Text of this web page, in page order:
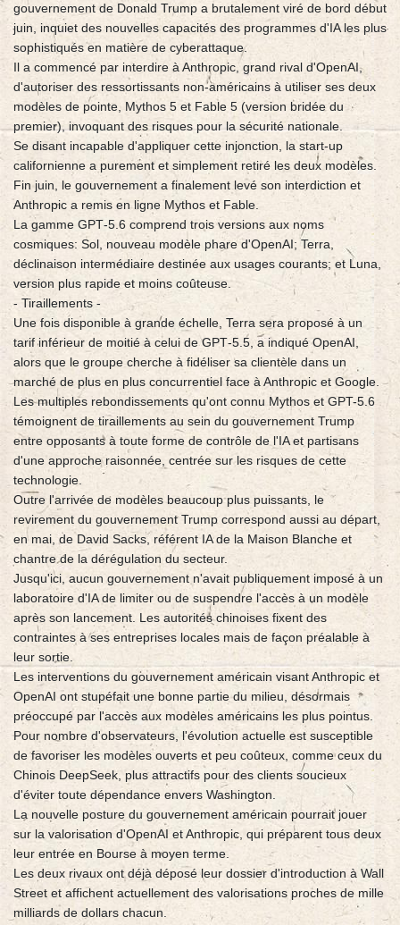
gouvernement de Donald Trump a brutalement viré de bord début
juin, inquiet des nouvelles capacités des programmes d'IA les plus
sophistiqués en matière de cyberattaque.
Il a commencé par interdire à Anthropic, grand rival d'OpenAI,
d'autoriser des ressortissants non-américains à utiliser ses deux
modèles de pointe, Mythos 5 et Fable 5 (version bridée du
premier), invoquant des risques pour la sécurité nationale.
Se disant incapable d'appliquer cette injonction, la start-up
californienne a purement et simplement retiré les deux modèles.
Fin juin, le gouvernement a finalement levé son interdiction et
Anthropic a remis en ligne Mythos et Fable.
La gamme GPT‑5.6 comprend trois versions aux noms
cosmiques: Sol, nouveau modèle phare d'OpenAI; Terra,
déclinaison intermédiaire destinée aux usages courants; et Luna,
version plus rapide et moins coûteuse.
- Tiraillements -
Une fois disponible à grande échelle, Terra sera proposé à un
tarif inférieur de moitié à celui de GPT‑5.5, a indiqué OpenAI,
alors que le groupe cherche à fidéliser sa clientèle dans un
marché de plus en plus concurrentiel face à Anthropic et Google.
Les multiples rebondissements qu'ont connu Mythos et GPT-5.6
témoignent de tiraillements au sein du gouvernement Trump
entre opposants à toute forme de contrôle de l'IA et partisans
d'une approche raisonnée, centrée sur les risques de cette
technologie.
Outre l'arrivée de modèles beaucoup plus puissants, le
revirement du gouvernement Trump correspond aussi au départ,
en mai, de David Sacks, référent IA de la Maison Blanche et
chantre de la dérégulation du secteur.
Jusqu'ici, aucun gouvernement n'avait publiquement imposé à un
laboratoire d'IA de limiter ou de suspendre l'accès à un modèle
après son lancement. Les autorités chinoises fixent des
contraintes à ses entreprises locales mais de façon préalable à
leur sortie.
Les interventions du gouvernement américain visant Anthropic et
OpenAI ont stupéfait une bonne partie du milieu, désormais
préoccupé par l'accès aux modèles américains les plus pointus.
Pour nombre d'observateurs, l'évolution actuelle est susceptible
de favoriser les modèles ouverts et peu coûteux, comme ceux du
Chinois DeepSeek, plus attractifs pour des clients soucieux
d'éviter toute dépendance envers Washington.
La nouvelle posture du gouvernement américain pourrait jouer
sur la valorisation d'OpenAI et Anthropic, qui préparent tous deux
leur entrée en Bourse à moyen terme.
Les deux rivaux ont déjà déposé leur dossier d'introduction à Wall
Street et affichent actuellement des valorisations proches de mille
milliards de dollars chacun.